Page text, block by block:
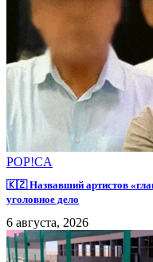
POP!CA
🇰🇿 Назвавший артистов
уголовное дело
6 августа, 2026